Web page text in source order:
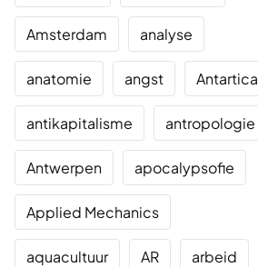
Amsterdam analyse
anatomie angst Antartica
antikapitalisme antropologie
Antwerpen apocalypsofie
Applied Mechanics
aquacultuur AR arbeid